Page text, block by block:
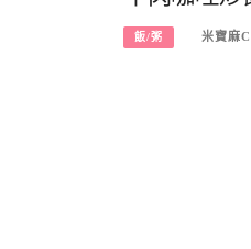
飯/粥 米寶麻